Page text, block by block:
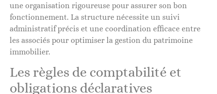
une organisation rigoureuse pour assurer son bon
fonctionnement. La structure nécessite un suivi
administratif précis et une coordination efficace entre
les associés pour optimiser la gestion du patrimoine
immobilier.
Les règles de comptabilité et
obligations déclaratives